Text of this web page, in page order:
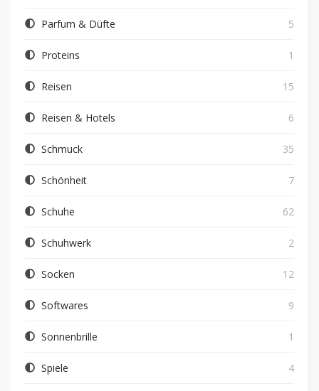
Parfum & Düfte 5
Proteins 1
Reisen 15
Reisen & Hotels 6
Schmuck 35
Schönheit 7
Schuhe 62
Schuhwerk 2
Socken 12
Softwares 9
Sonnenbrille 1
Spiele 4